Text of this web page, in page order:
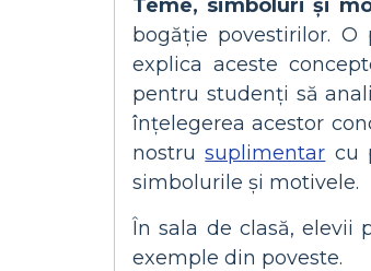
Teme, simboluri și
bogăție povestirilor.
explica aceste
pentru studenți să
înțelegerea acestor
nostrusuplimentar cu
simbolurile și motivele.
În sala de clasă, elevii
exemple din poveste.